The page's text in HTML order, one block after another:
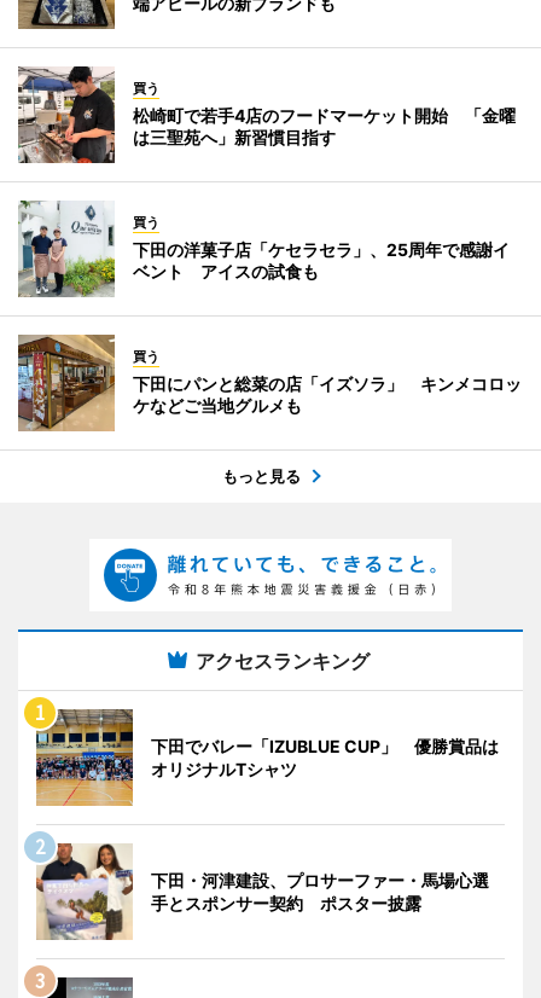
買う
松崎町で若手4店のフードマーケット開始 「金曜
は三聖苑へ」新習慣目指す
買う
下田の洋菓子店「ケセラセラ」、25周年で感謝イ
ベント アイスの試食も
買う
下田にパンと総菜の店「イズソラ」 キンメコロッ
ケなどご当地グルメも
もっと見る
アクセスランキング
下田でバレー「IZUBLUE CUP」 優勝賞品は
オリジナルTシャツ
下田・河津建設、プロサーファー・馬場心選
手とスポンサー契約 ポスター披露